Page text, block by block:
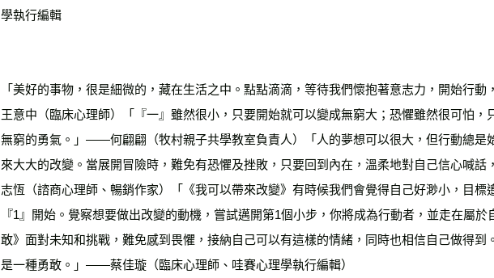
學執行編輯
「美好的事物，很是細微的，藏在生活之中。點點滴滴，等待我們懷抱著意志力，開始行
王意中（臨床心理師）「『一』雖然很小，只要開始就可以變成無窮大；恐懼雖然很可怕，
無窮的勇氣。」——何翩翩（牧村親子共學教室負責人）「人的夢想可以很大，但行動總是
來大大的改變。當展開冒險時，難免有恐懼及挫敗，只要回到內在，溫柔地對自己信心喊
志恆（諮商心理師、暢銷作家）「《我可以帶來改變》有時候我們會覺得自己好渺小，目標
『1』開始。覺察想要做出改變的動機，嘗試邁開第1個小步，你將成為行動者，並走在屬
敢》面對未知和挑戰，難免感到畏懼，接納自己可以有這樣的情緒，同時也相信自己做得到
是一種勇敢。」——蔡佳璇（臨床心理師、哇賽心理學執行編輯）